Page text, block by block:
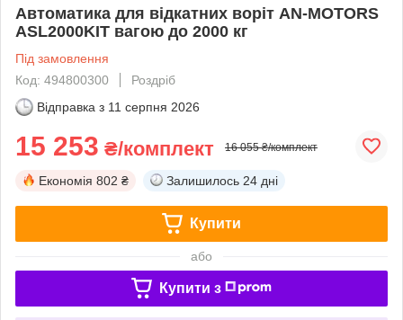
Автоматика для відкатних воріт AN-MOTORS
ASL2000KIT вагою до 2000 кг
Під замовлення
Код: 494800300
Роздріб
Відправка з 11 серпня 2026
15 253 ₴/комплект 16 055 ₴/комплект
Економія 802 ₴ Залишилось 24 дні
Купити
або
Купити з